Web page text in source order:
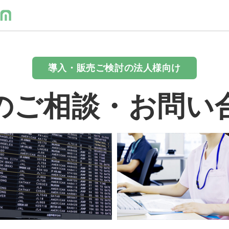
導入・販売ご検討の法人様向け
ご相談・お問い